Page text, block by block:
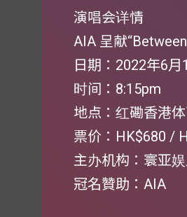
演唱会详情
AIA 呈献
日期：2022年6月
时间：8:15pm
地点：红磡香港
票价：HK$680 /
主办机构：寰亚
冠名贊助：AIA